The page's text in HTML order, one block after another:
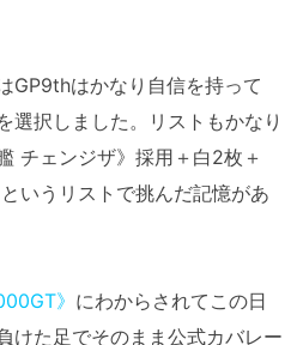
GP9thはかなり自信を持って
選択しました。リストもかなり
チェンジザ》採用＋白2枚＋
というリストで挑んだ記憶があ
》 にわからされてこの日
けた足でそのまま公式カバレー